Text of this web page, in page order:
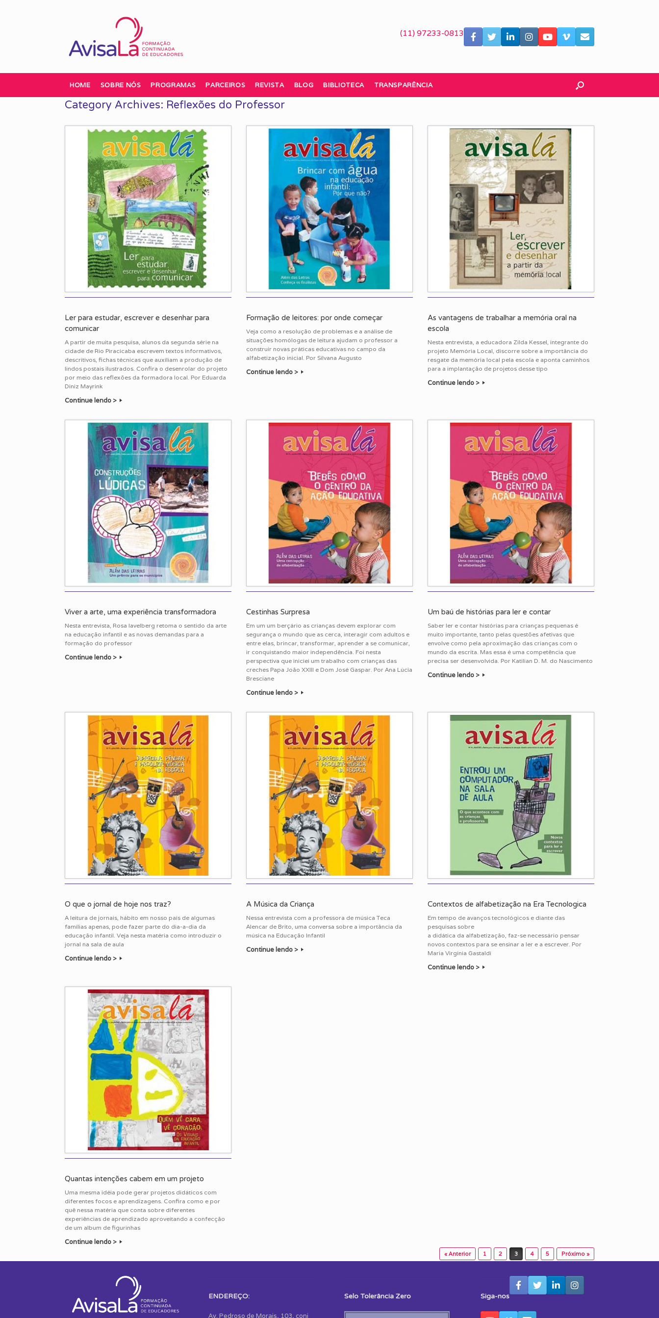
(11) 97233-0813
HOME SOBRE NÓS PROGRAMAS PARCEIROS REVISTA BLOG BIBLIOTECA TRANSPARÊNCIA
Category Archives: Reflexões do Professor
Ler para estudar, escrever e desenhar para
comunicar
A partir de muita pesquisa, alunos da segunda série na
cidade de Rio Piracicaba escrevem textos informativos,
descritivos, fichas técnicas que auxiliam a produção de
lindos postais ilustrados. Confira o desenrolar do projeto
por meio das reflexões da formadora local. Por Eduarda
Diniz Mayrink
Continue lendo >
Formação de leitores: por onde começar
Veja como a resolução de problemas e a análise de
situações homólogas de leitura ajudam o professor a
construir novas práticas educativas no campo da
alfabetização inicial. Por Silvana Augusto
Continue lendo >
As vantagens de trabalhar a memória oral na
escola
Nesta entrevista, a educadora Zilda Kessel, integrante do
projeto Memória Local, discorre sobre a importância do
resgate da memória local pela escola e aponta caminhos
para a implantação de projetos desse tipo
Continue lendo >
Viver a arte, uma experiência transformadora
Nesta entrevista, Rosa Iavelberg retoma o sentido da arte
na educação infantil e as novas demandas para a
formação do professor
Continue lendo >
Cestinhas Surpresa
Em um um berçário as crianças devem explorar com
segurança o mundo que as cerca, interagir com adultos e
entre elas, brincar, transformar, aprender a se comunicar,
ir conquistando maior independência. Foi nesta
perspectiva que iniciei um trabalho com crianças das
creches Papa João XXIII e Dom José Gaspar. Por Ana Lúcia
Bresciane
Continue lendo >
Um baú de histórias para ler e contar
Saber ler e contar histórias para crianças pequenas é
muito importante, tanto pelas questões afetivas que
envolve como pela aproximação das crianças com o
mundo da escrita. Mas essa é uma competência que
precisa ser desenvolvida. Por Katilian D. M. do Nascimento
Continue lendo >
O que o jornal de hoje nos traz?
A leitura de jornais, hábito em nosso país de algumas
famílias apenas, pode fazer parte do dia-a-dia da
educação infantil. Veja nesta matéria como introduzir o
jornal na sala de aula
Continue lendo >
A Música da Criança
Nessa entrevista com a professora de música Teca
Alencar de Brito, uma conversa sobre a importância da
música na Educação Infantil
Continue lendo >
Contextos de alfabetização na Era Tecnologica
Em tempo de avanços tecnológicos e diante das
pesquisas sobre
a didática da alfabetização, faz-se necessário pensar
novos contextos para se ensinar a ler e a escrever. Por
Maria Virgínia Gastaldi
Continue lendo >
Quantas intenções cabem em um projeto
Uma mesma idéia pode gerar projetos didáticos com
diferentes focos e aprendizagens. Confira como e por
quê nessa matéria que conta sobre diferentes
experiências de aprendizado aproveitando a confecção
de um album de figurinhas
Continue lendo >
« Anterior 1 2 3 4 5 Próximo »
ENDEREÇO:
Av. Pedroso de Morais, 103, conj
Selo Tolerância Zero Siga-nos